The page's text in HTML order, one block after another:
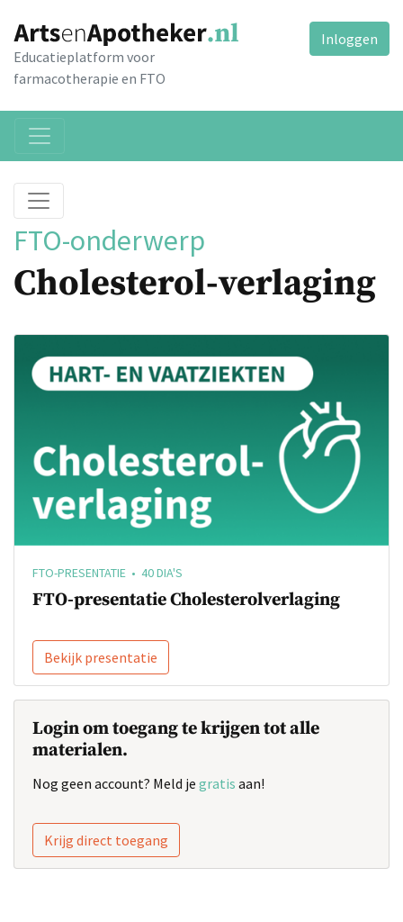
Educatieplatform voor
farmacotherapie en FTO
Inloggen
FTO-onderwerp
Cholesterol-verlaging
FTO-PRESENTATIE • 40 DIA'S
FTO-presentatie Cholesterolverlaging
Bekijk presentatie
Login om toegang te krijgen tot alle
materialen.
Nog geen account? Meld je gratis aan!
Krijg direct toegang